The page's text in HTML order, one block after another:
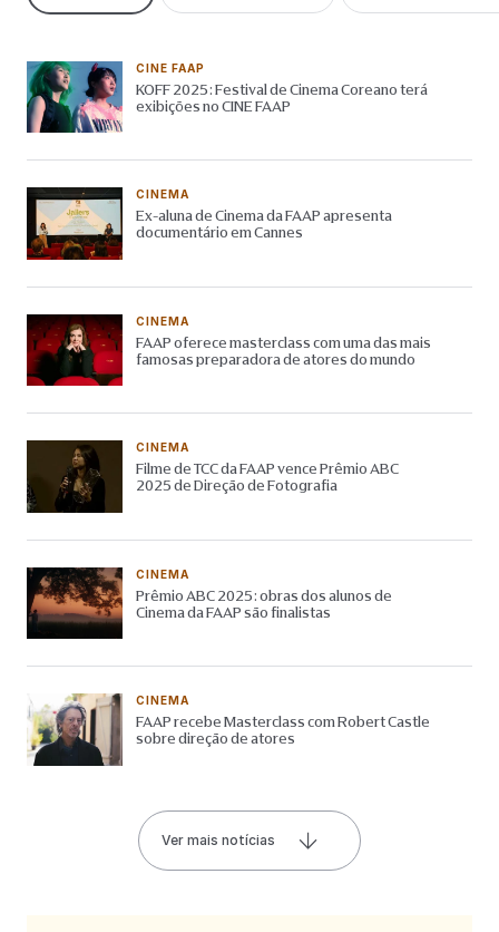
CINE FAAP
KOFF 2025: Festival de Cinema Coreano terá
exibições no CINE FAAP
CINEMA
Ex-aluna de Cinema da FAAP apresenta
documentário em Cannes
CINEMA
FAAP oferece masterclass com uma das mais
famosas preparadora de atores do mundo
CINEMA
Filme de TCC da FAAP vence Prêmio ABC
2025 de Direção de Fotografia
CINEMA
Prêmio ABC 2025: obras dos alunos de
Cinema da FAAP são finalistas
CINEMA
FAAP recebe Masterclass com Robert Castle
sobre direção de atores
Ver mais notícias